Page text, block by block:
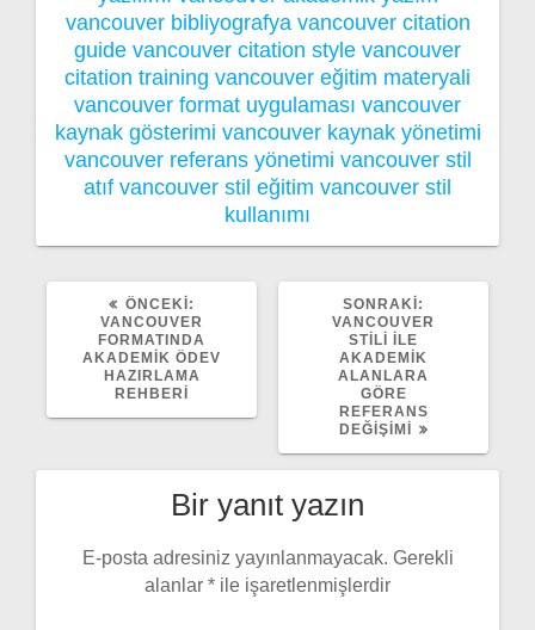
vancouver bibliyografya vancouver citation
guide vancouver citation style vancouver
citation training vancouver eğitim materyali
vancouver format uygulaması vancouver
kaynak gösterimi vancouver kaynak yönetimi
vancouver referans yönetimi vancouver stil
atıf vancouver stil eğitim vancouver stil
kullanımı
ÖNCEKI:
YAZI:
VANCOUVER
FORMATINDA
AKADEMIK ÖDEV
HAZIRLAMA
REHBERI
SONRAKI:
YAZI:
VANCOUVER
STILI ILE
AKADEMIK
ALANLARA
GÖRE
REFERANS
DEĞIŞIMI
Bir yanıt yazın
E-posta adresiniz yayınlanmayacak. Gerekli
alanlar * ile işaretlenmişlerdir